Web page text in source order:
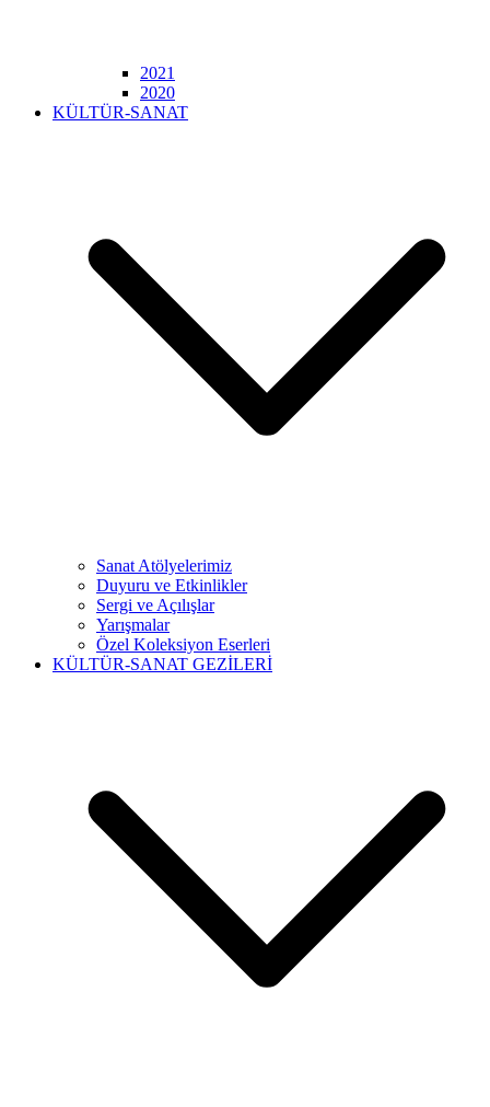
2021
2020
KÜLTÜR-SANAT
Sanat Atölyelerimiz
Duyuru ve Etkinlikler
Sergi ve Açılışlar
Yarışmalar
Özel Koleksiyon Eserleri
KÜLTÜR-SANAT GEZİLERİ